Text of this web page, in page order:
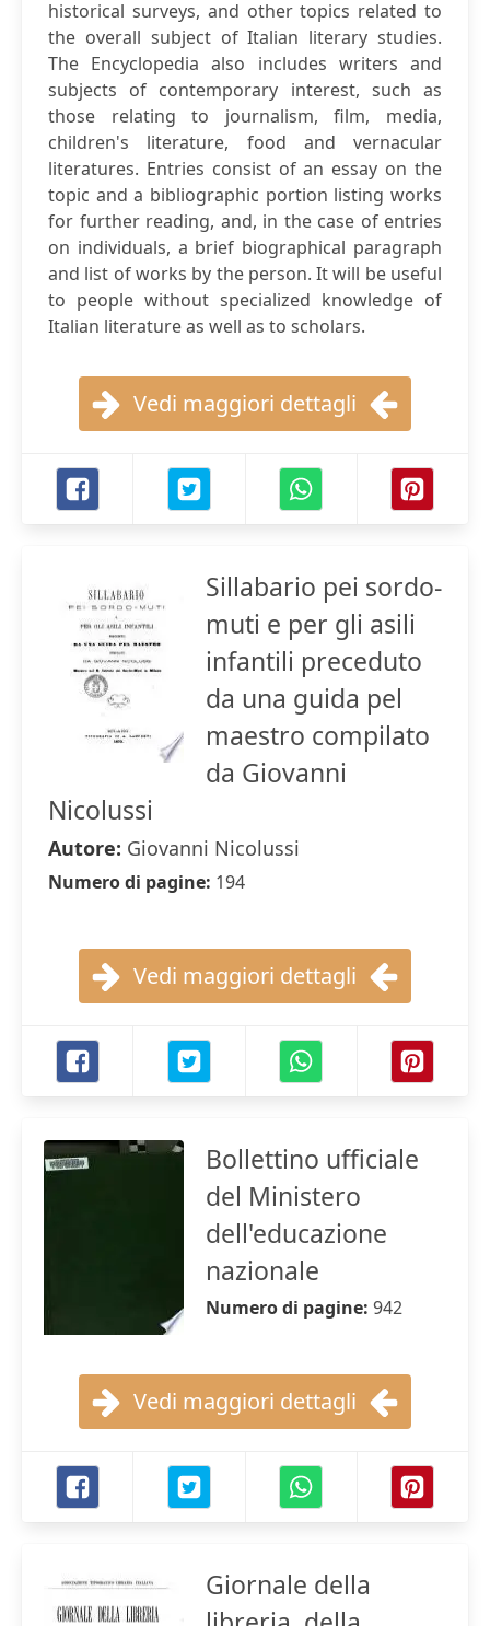
historical surveys, and other topics related to
the overall subject of Italian literary studies.
The Encyclopedia also includes writers and
subjects of contemporary interest, such as
those relating to journalism, film, media,
children's literature, food and vernacular
literatures. Entries consist of an essay on the
topic and a bibliographic portion listing works
for further reading, and, in the case of entries
on individuals, a brief biographical paragraph
and list of works by the person. It will be useful
to people without specialized knowledge of
Italian literature as well as to scholars.
Vedi maggiori dettagli
Sillabario pei sordo-
muti e per gli asili
infantili preceduto
da una guida pel
maestro compilato
da Giovanni
Nicolussi
Autore: Giovanni Nicolussi
Numero di pagine: 194
Vedi maggiori dettagli
Bollettino ufficiale
del Ministero
dell'educazione
nazionale
Numero di pagine: 942
Vedi maggiori dettagli
Giornale della